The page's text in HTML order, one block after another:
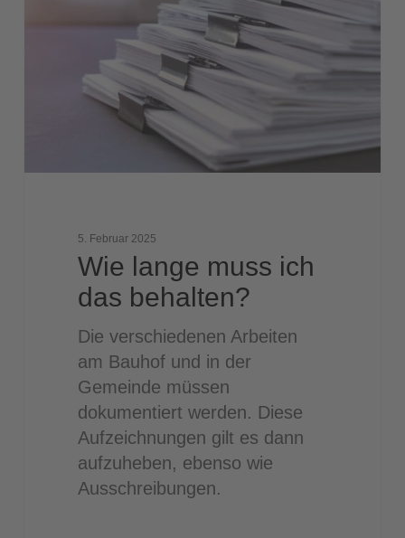
behalten?
5. Februar 2025
Wie lange muss ich
das behalten?
Die verschiedenen Arbeiten
am Bauhof und in der
Gemeinde müssen
dokumentiert werden. Diese
Aufzeichnungen gilt es dann
aufzuheben, ebenso wie
Ausschreibungen.